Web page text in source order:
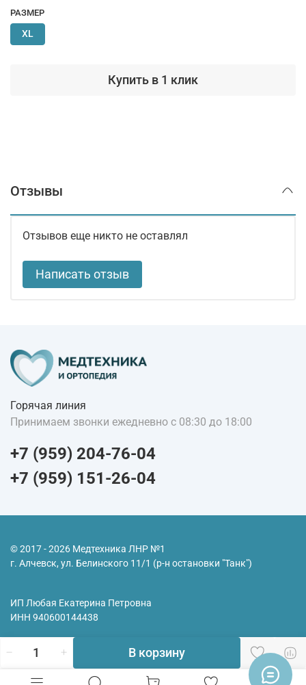
В корзину
Купить в 1 клик
РАЗМЕР
XL
Отзывы
Отзывов еще никто не оставлял
Написать отзыв
Горячая линия
Принимаем звонки ежедневно с 08:30 до 18:00
+7 (959) 204-76-04
+7 (959) 151-26-04
© 2017 - 2026 Медтехника ЛНР №1
г. Алчевск, ул. Белинского 11/1 (р-н остановки "Танк")
ИП Любая Екатерина Петровна
ИНН 940600144438